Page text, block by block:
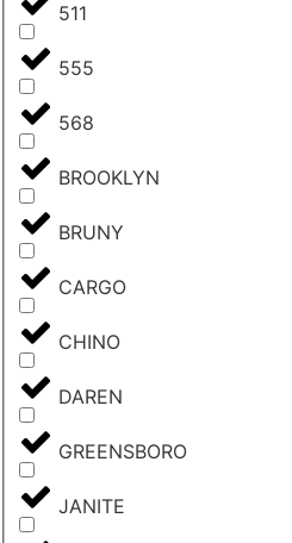
511
555
568
BROOKLYN
BRUNY
CARGO
CHINO
DAREN
GREENSBORO
JANITE